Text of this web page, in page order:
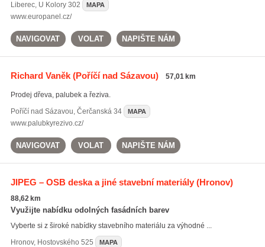
Liberec, U Kolory 302 MAPA
www.europanel.cz/
NAVIGOVAT VOLAT NAPIŠTE NÁM
Richard Vaněk(Poříčí nad Sázavou) 57,01 km
Prodej dřeva, palubek a řeziva.
Poříčí nad Sázavou, Čerčanská 34 MAPA
www.palubkyrezivo.cz/
NAVIGOVAT VOLAT NAPIŠTE NÁM
JIPEG – OSB deska a jiné stavební materiály(Hronov)
88,62 km
Využijte nabídku odolných fasádních barev
Vyberte si z široké nabídky stavebního materiálu za výhodné ...
Hronov, Hostovského 525 MAPA